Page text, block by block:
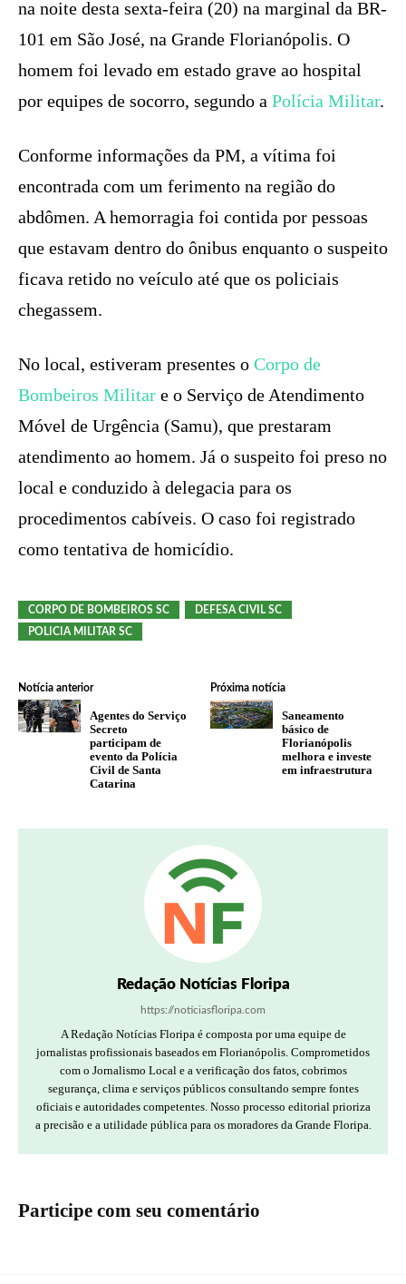
na noite desta sexta-feira (20) na marginal da BR-
101 em São José, na Grande Florianópolis. O
homem foi levado em estado grave ao hospital
por equipes de socorro, segundo a Polícia Militar.
Conforme informações da PM, a vítima foi
encontrada com um ferimento na região do
abdômen. A hemorragia foi contida por pessoas
que estavam dentro do ônibus enquanto o suspeito
ficava retido no veículo até que os policiais
chegassem.
No local, estiveram presentes o Corpo de
Bombeiros Militar e o Serviço de Atendimento
Móvel de Urgência (Samu), que prestaram
atendimento ao homem. Já o suspeito foi preso no
local e conduzido à delegacia para os
procedimentos cabíveis. O caso foi registrado
como tentativa de homicídio.
CORPO DE BOMBEIROS SC
DEFESA CIVIL SC
POLICIA MILITAR SC
Notícia anterior
Agentes do Serviço
Secreto
participam de
evento da Polícia
Civil de Santa
Catarina
Próxima notícia
Saneamento
básico de
Florianópolis
melhora e investe
em infraestrutura
Redação Notícias Floripa
https://noticiasfloripa.com
A Redação Notícias Floripa é composta por uma equipe de
jornalistas profissionais baseados em Florianópolis. Comprometidos
com o Jornalismo Local e a verificação dos fatos, cobrimos
segurança, clima e serviços públicos consultando sempre fontes
oficiais e autoridades competentes. Nosso processo editorial prioriza
a precisão e a utilidade pública para os moradores da Grande Floripa.
Participe com seu comentário